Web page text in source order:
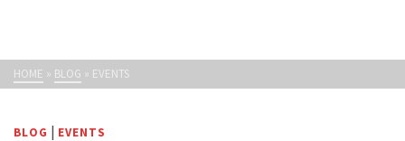
HOME » BLOG » EVENTS
BLOG | EVENTS